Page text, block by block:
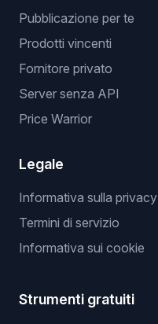
Pubblicazione per te
Prodotti vincenti
Fornitore privato
Server senza API
Price Warrior
Legale
Informativa sulla privacy
Termini di servizio
Informativa sui cookie
Strumenti gratuiti